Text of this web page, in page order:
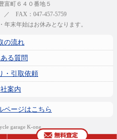
富町６４０番地５
／ FAX：047-457-5759
年末年始はお休みとなります。
の流れ
る質問
・引取依頼
案内
ページはこちら
garage K-one